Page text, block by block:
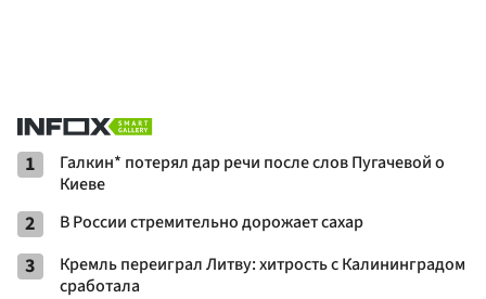
1
Галкин* потерял дар речи после слов Пугачевой о
Киеве
2 В России стремительно дорожает сахар
3
Кремль переиграл Литву: хитрость с Калининградом
сработала